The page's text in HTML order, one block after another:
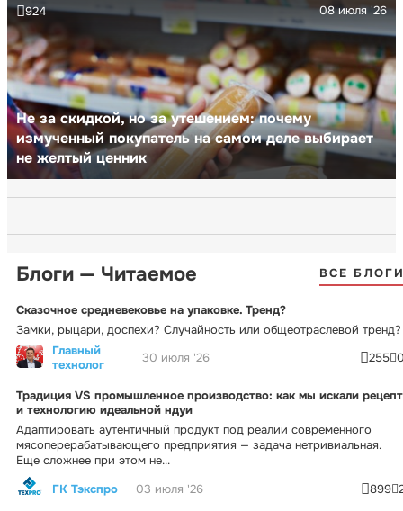
Не за скидкой, но за утешением: почему
измученный покупатель на самом деле выбирает
не желтый ценник
08 июля '26
924
Блоги — Читаемое ВСЕ
Сказочное средневековье на упаковке. Тренд?
Замки, рыцари, доспехи? Случайность или общеотраслевой тренд?
Главный
технолог
30 июля '26 255
Традиция VS промышленное производство: как мы искали рецепт
и технологию идеальной ндуи
Адаптировать аутентичный продукт под реалии современного
мясоперерабатывающего предприятия — задача нетривиальная.
Еще сложнее при этом не...
ГК Тэкспро
03 июля '26 899